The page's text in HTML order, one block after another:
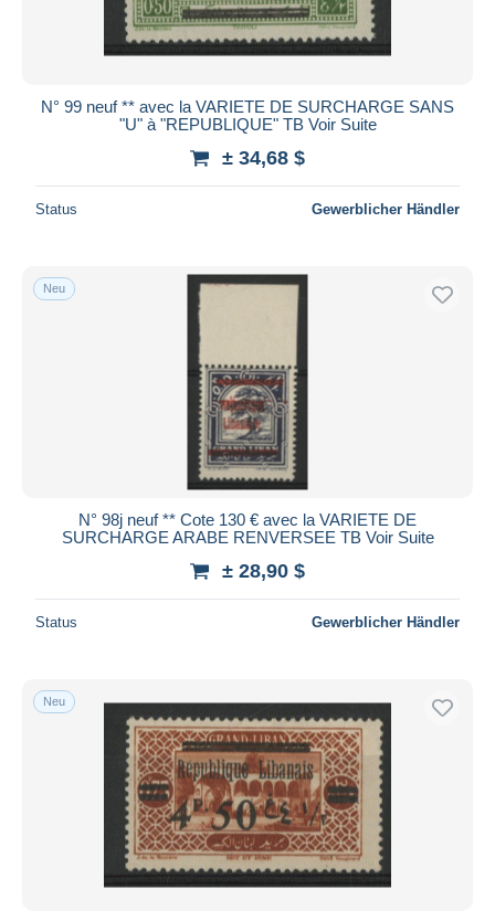
N° 99 neuf ** avec la VARIETE DE SURCHARGE SANS
"U" à "REPUBLIQUE" TB Voir Suite
± 34,68 $
Status Gewerblicher Händler
Neu
N° 98j neuf ** Cote 130 € avec la VARIETE DE
SURCHARGE ARABE RENVERSEE TB Voir Suite
± 28,90 $
Status Gewerblicher Händler
Neu